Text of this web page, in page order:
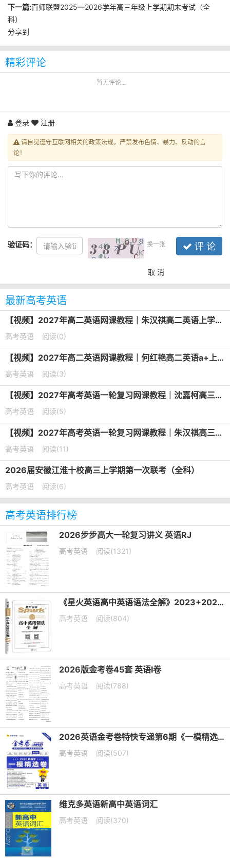
下一篇:百师联盟2025—2026学年高三年级上学期期末考试（全
科）
分享到
精彩评论
暂无评论...
登录 注册
请自觉遵守互联网相关的政策法规，严禁发布色情、暴力、反动的言
论！
验证码： 换一张 评 论
取 消
最新高考英语
【视频】2027年高二英语网课教程｜朱汉祺高二英语上学期暑假班视频教程
高考英语 阅读(0)
【视频】2027年高二英语网课教程｜何红艳高二英语a+上学期暑假班视频教程
高考英语 阅读(3)
【视频】2027年高考英语一轮复习网课教程｜沈嘉柯高三英语上学期暑假班视频教程
高考英语 阅读(5)
【视频】2027年高考英语一轮复习网课教程｜朱汉祺高三英语上学期暑假班视频教程
高考英语 阅读(11)
2026届安徽江淮十校高三上学期第一次联考（全科）
高考英语 阅读(6)
高考英语排行榜
2026步步高大一轮复习讲义 英语RJ
高考英语 阅读(1321)
《星火英语高中英语语法全解》2023+2025版 电子版下载打印
高考英语 阅读(804)
2026版金考卷45套 英语I卷
高考英语 阅读(788)
2026英语金考卷特快专递第6期《一模精选卷》PDF电子版下载
高考英语 阅读(507)
维克多英语新高中英语词汇
高考英语 阅读(370)